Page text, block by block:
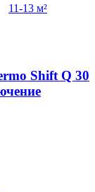
11-13 м²
Shift Q 30